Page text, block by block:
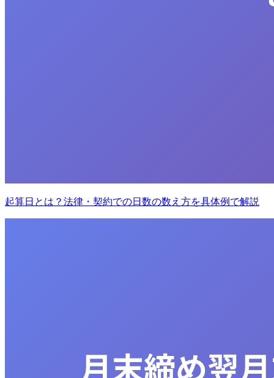
起算日とは？法律・契約での日数の数え方を具体例で解説